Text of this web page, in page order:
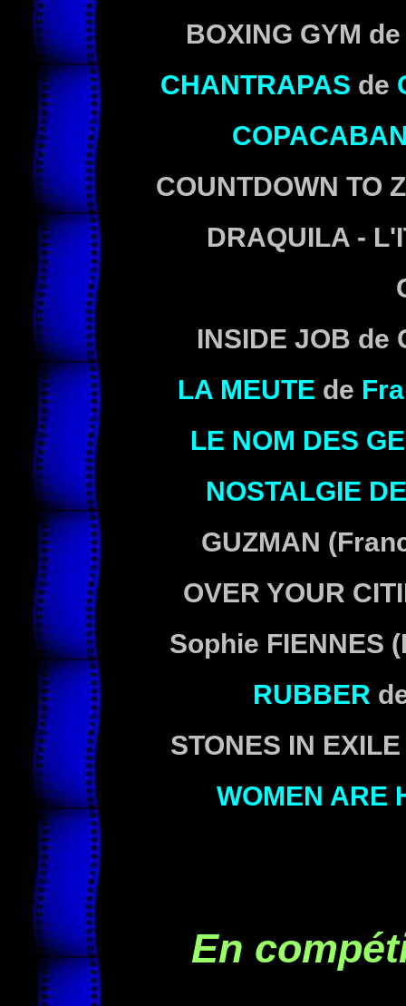
BOXING GYM
CHANTRAPAS de
COUNTDOWN TO
DRAQUILA -
INSIDE JOB de
LA MEUTE de
LE NOM DES
NOSTALGIE
GUZMAN
OVER YOUR
Sophie FIENNES
RUBBER
STONES IN
WOMEN ARE
En